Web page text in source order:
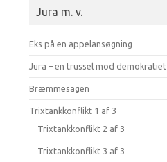
Jura m. v.
Eks på en appelansøgning
Jura – en trussel mod demokratiet
Bræmmesagen
Trixtankkonflikt 1 af 3
Trixtankkonflikt 2 af 3
Trixtankkonflikt 3 af 3